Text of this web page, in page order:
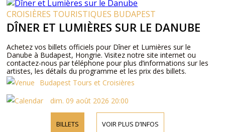
CROISIÈRES TOURISTIQUES BUDAPEST
DÎNER ET LUMIÈRES SUR LE DANUBE
Achetez vos billets officiels pour Dîner et Lumières sur le
Danube à Budapest, Hongrie. Visitez notre site internet ou
contactez-nous par téléphone pour plus d’informations sur les
artistes, les détails du programme et les prix des billets.
Budapest Tours et Croisières
dim. 09 août 2026 20:00
BILLETS VOIR PLUS D’INFOS